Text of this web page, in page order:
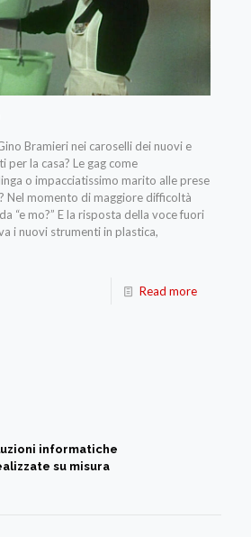
Bramieri nei caroselli dei nuovi e
la casa? Le gag come
o impacciatissimo marito alle prese
Nel momento di maggiore difficoltà
“e mo?” E la risposta della voce fuori
i nuovi strumenti in plastica,
Read more
informatiche
su misura